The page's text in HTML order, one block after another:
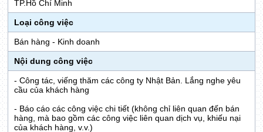
TP.Hồ Chí Minh
Loại công việc
Bán hàng - Kinh doanh
Nội dung công việc
- Công tác, viếng thăm các công ty Nhật Bản. Lắng nghe yêu
cầu của khách hàng
- Báo cáo các công việc chi tiết (không chỉ liên quan đến bán
hàng, mà bao gồm các công việc liên quan dịch vụ, khiếu nại
của khách hàng, v.v.)